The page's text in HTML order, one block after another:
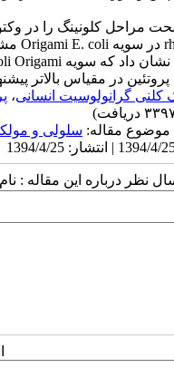
در مقیاس بالاتر
کلنی گرانولوسیت انسانی،
موضوع مقاله: سلولی و
نظر درباره این مقاله :